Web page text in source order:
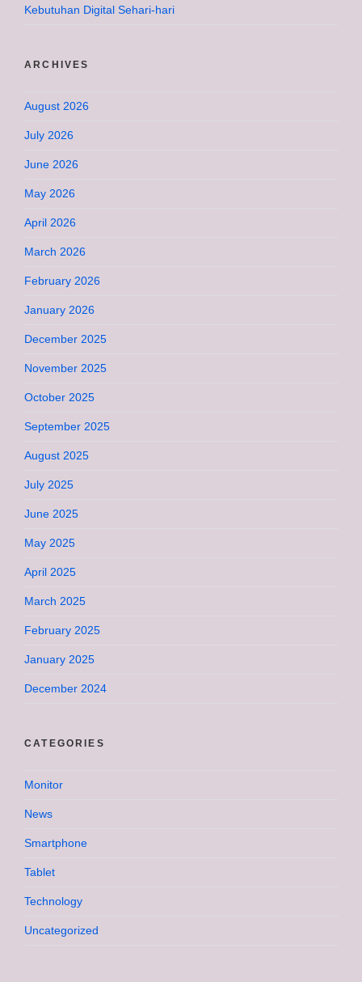
Kebutuhan Digital Sehari-hari
ARCHIVES
August 2026
July 2026
June 2026
May 2026
April 2026
March 2026
February 2026
January 2026
December 2025
November 2025
October 2025
September 2025
August 2025
July 2025
June 2025
May 2025
April 2025
March 2025
February 2025
January 2025
December 2024
CATEGORIES
Monitor
News
Smartphone
Tablet
Technology
Uncategorized